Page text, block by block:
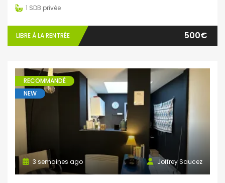
1 SDB privée
LIBRE À LA RENTRÉE 500€
RECOMMANDÉ
NEW
Joffrey Saucez
3 semaines ago